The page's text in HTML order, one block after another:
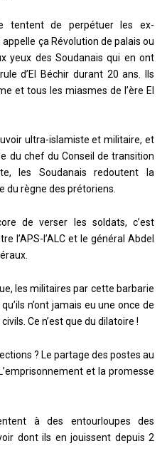
tentent de perpétuer les ex-
appelle ça Révolution de palais ou
yeux des Soudanais qui en ont
d’El Béchir durant 20 ans. Ils
et tous les miasmes de l’ère El
ultra-islamiste et militaire, et
du chef du Conseil de transition
les Soudanais redoutent la
du règne des prétoriens.
de verser les soldats, c’est
l’APS-l’ALC et le général Abdel
les militaires par cette barbarie
n’ont jamais eu une once de
Ce n’est que du dilatoire !
? Le partage des postes au
et la promesse
à des entourloupes des
dont ils en jouissent depuis 2